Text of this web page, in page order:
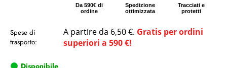
Da 590€ di
ordine
Spedizione
ottimizzata
Tracciati e
protetti
Spese di
trasporto:
A partire da 6,50 €. Gratis per ordini
superiori a 590 €!
Disponibile